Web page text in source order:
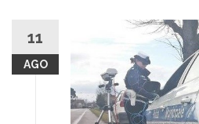
11
AGO